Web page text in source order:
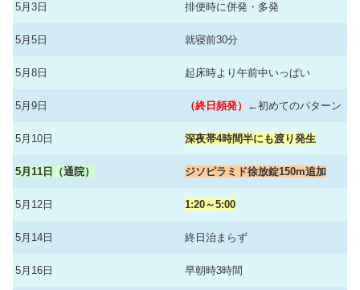
5月3日 排便時に併発・多発
5月5日 就寝前30分
5月8日 起床時より午前中いっぱい
5月9日 （終日頻発） ←初めてのパターン
5月10日 深夜帯4時間半にも渡り発生
5月11日（通院） ジソピラミド徐放錠150m追加
5月12日 1:20～5:00
5月14日 終日治まらず
5月16日 早朝時3時間